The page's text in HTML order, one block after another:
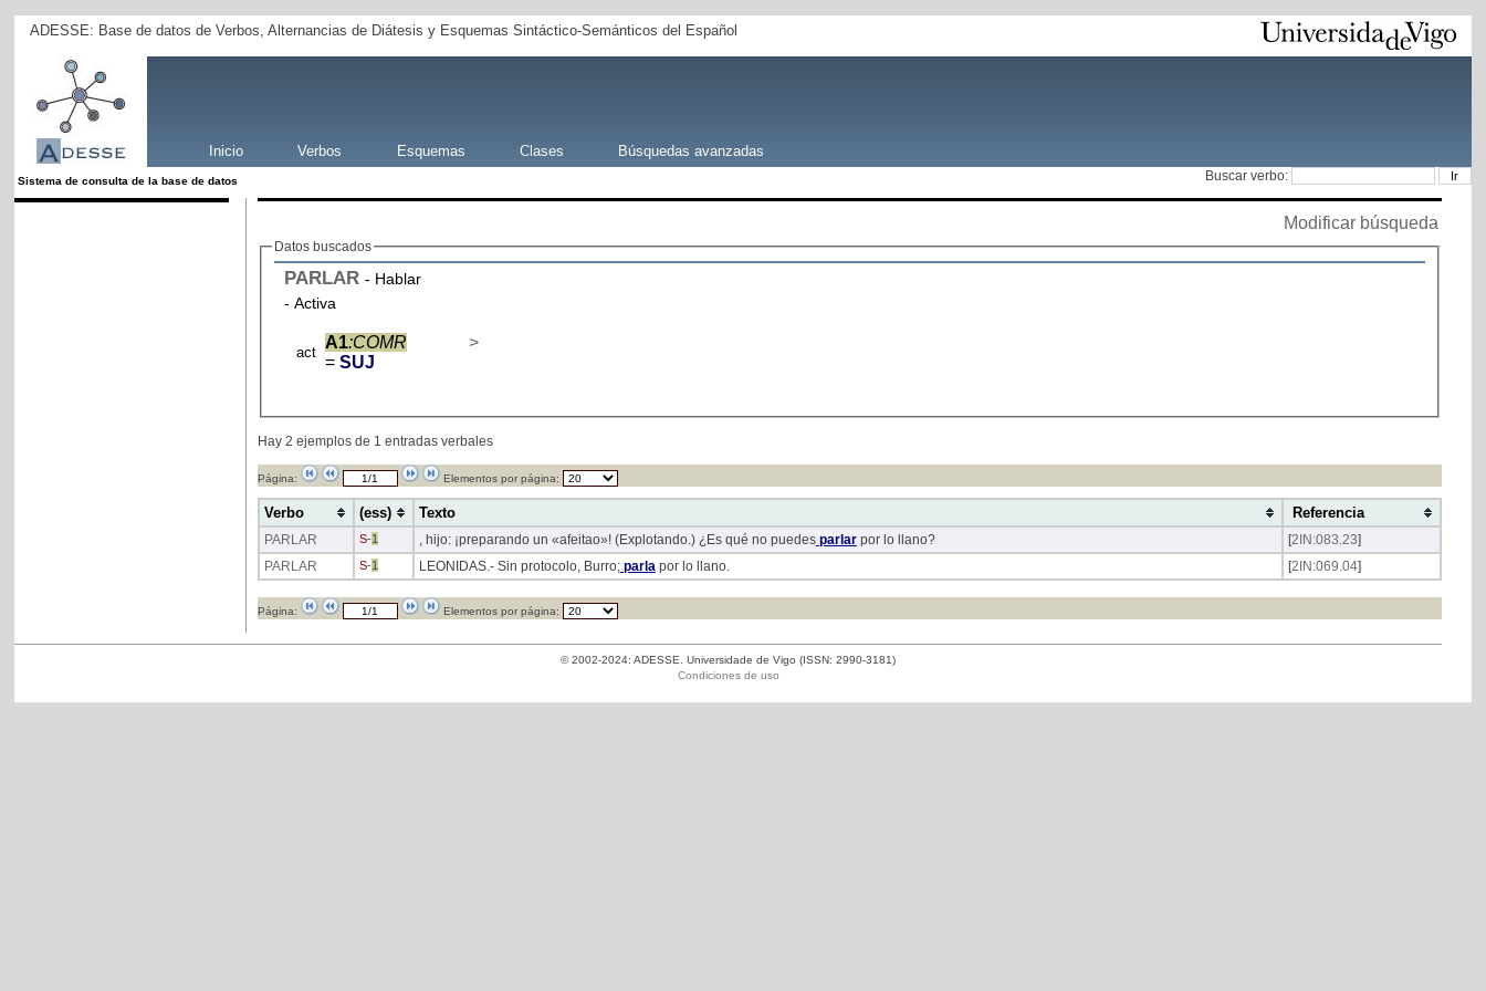
ADESSE: Base de datos de Verbos, Alternancias de Diátesis y Esquemas Sintáctico-Semánticos del Español
Inicio Verbos Esquemas Clases Búsquedas avanzadas
Sistema de consulta de la base de datos Buscar verbo:
Modificar búsqueda
Datos buscados
PARLAR - Hablar
- Activa
act
A1:COMR
= SUJ
>
Hay 2 ejemplos de 1 entradas verbales
Página: Elementos por página:
Verbo (ess) Texto Referencia
PARLAR S-1 , hijo: ¡preparando un «afeitao»! (Explotando.) ¿Es qué no puedesparlarpor lo llano? [2IN:083.23]
PARLAR
S-1 LEONIDAS.- Sin protocolo, Burro;parlapor lo llano. [2IN:069.04]
Página: Elementos por página:
© 2002-2024: ADESSE. Universidade de Vigo (ISSN: 2990-3181)
Condiciones de uso